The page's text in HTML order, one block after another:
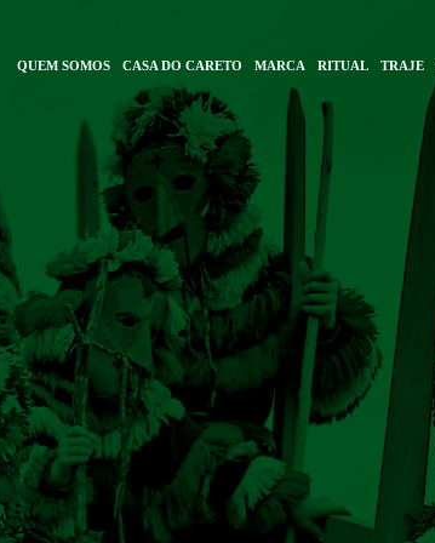
QUEM SOMOS CASA DO CARETO MARCA RITUAL TRAJE